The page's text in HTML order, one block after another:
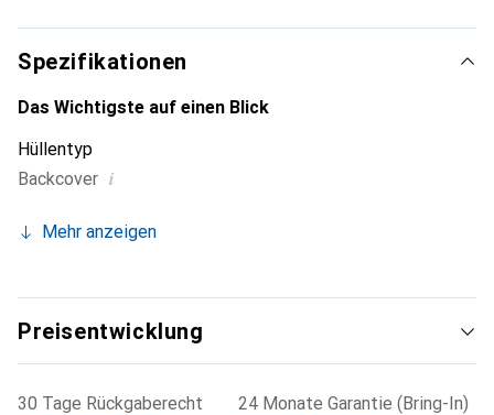
die Marke Noreve eine sichere Wahl für eine
anspruchsvolle Kundschaft.
Spezifikationen
Das Wichtigste auf einen Blick
Hüllentyp
Backcover i
Mehr anzeigen
Preisentwicklung
30 Tage Rückgaberecht
24 Monate Garantie (Bring-In)